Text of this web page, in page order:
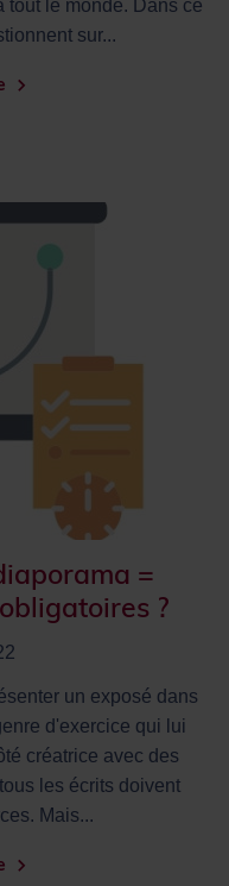
tout le monde. Dans ce
sur...
=
?
un exposé dans
d'exercice qui lui
créatrice avec des
les écrits doivent
Mais...